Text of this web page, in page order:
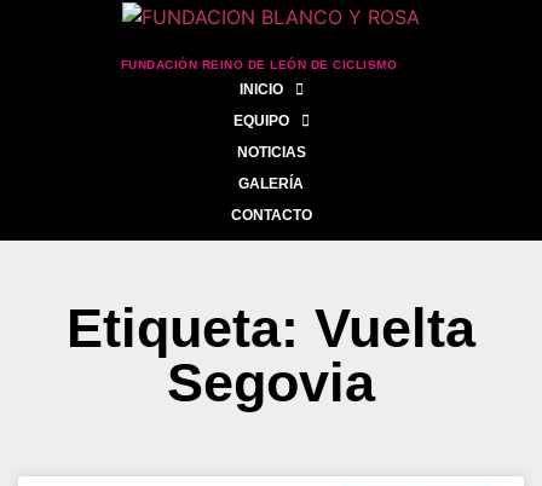
FUNDACIÓN REINO DE LEÓN DE CICLISMO
INICIO
EQUIPO
NOTICIAS
GALERÍA
CONTACTO
Etiqueta: Vuelta
Segovia